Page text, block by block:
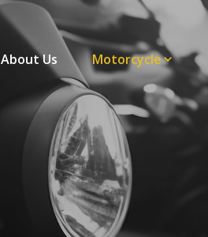
About Us Motorcycle